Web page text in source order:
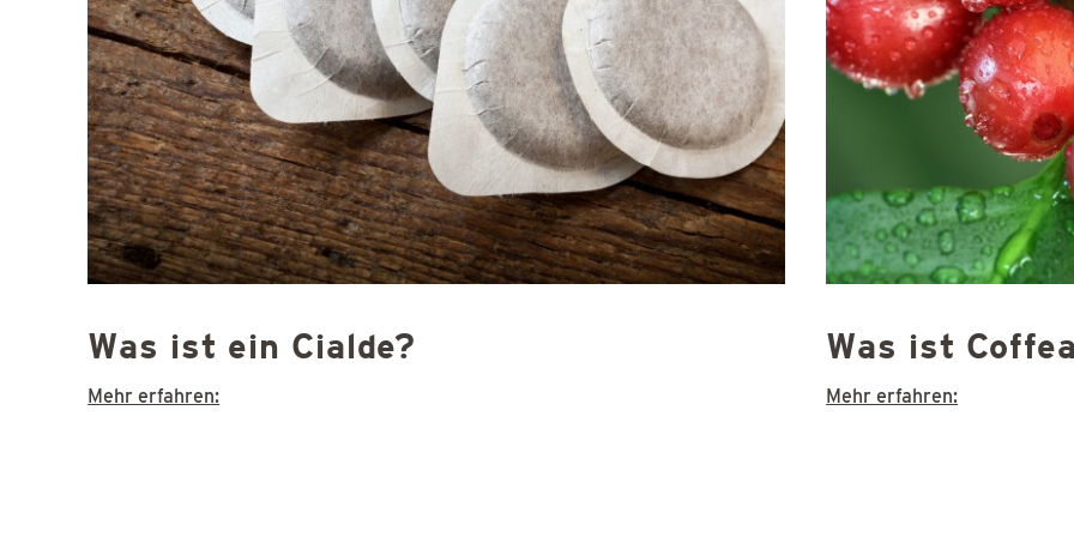
Was ist ein Cialde?
Mehr erfahren:
Was ist
Mehr erfahren: